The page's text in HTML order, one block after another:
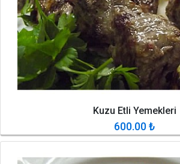
Kuzu Etli Yemekleri
600.00₺